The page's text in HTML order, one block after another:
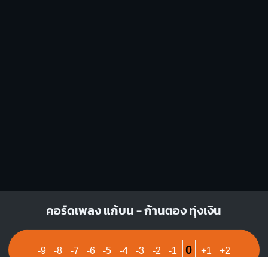
X X O
1
1
O O O O
1
1
คอร์ดเพลง แก้บน - ก้านตอง ทุ่งเงิน
-9 -8 -7 -6 -5 -4 -3 -2 -1 0 +1 +2